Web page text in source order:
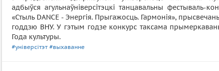
адбыўся агульнаўніверсітэцкі танцавальны фестываль-
«Стыль DANCE - Энергія. Прыгажосць. Гармонія»,
годдзю ВНУ. У гэтым годзе конкурс таксама
Года культуры.
#універсітэт #выхаванне